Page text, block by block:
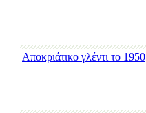
Αποκριάτικο γλέντι το 1950